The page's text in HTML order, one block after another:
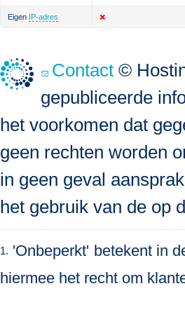
Eigen IP-adres
Contact ©
gepubliceerde
het voorkomen dat
geen rechten worden
in geen geval
het gebruik van de op
1. 'Onbeperkt' betekent in
hiermee het recht om